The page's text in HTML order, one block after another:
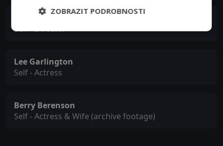
Gérard Kikoïne
Self - Director
Lee Garlington
Self - Actress
Berry Berenson
Self - Actress & Wife (archive footage)
ZOBRAZIT PODROBNOSTI